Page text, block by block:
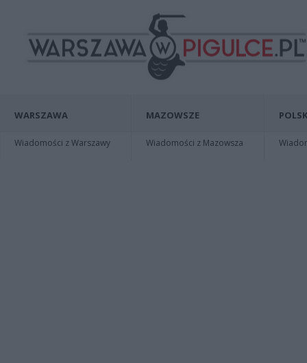
WARSZAWA
Wiadomości z Warszawy
MAZOWSZE
Wiadomości z Mazowsza